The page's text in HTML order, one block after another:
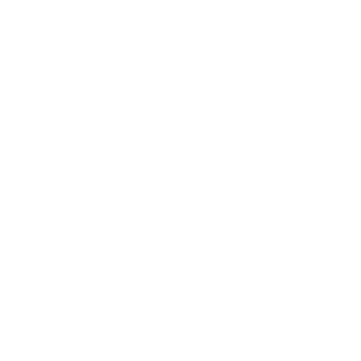
ありません。
です。
ず変更すること